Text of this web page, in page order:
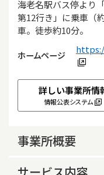
海老名駅バス停より
第12行き」に乗車（
車。徒歩約10分。
ホームページ
詳しい事業所情
情報公表システム
事業所概要
事業所概要